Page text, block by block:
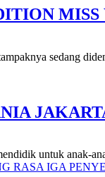
MISS
sedang
untuk anak-